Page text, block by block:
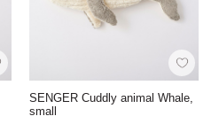
SENGER Cuddly animal Whale,
small